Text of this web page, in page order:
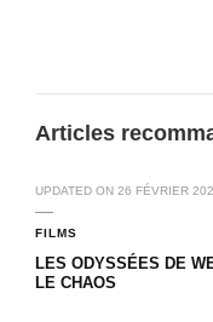
Articles
UPDATED ON 26 FÉVRIER
FILMS
LES ODYSSÉES DE
LE CHAOS